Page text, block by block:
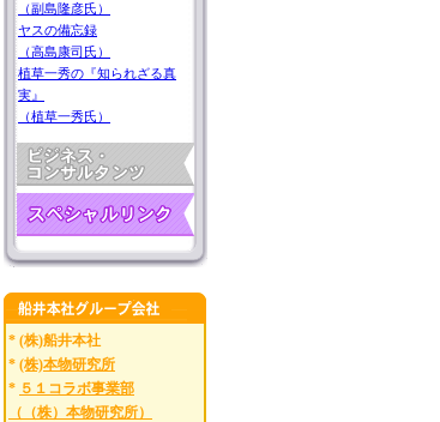
（副島隆彦氏）
ヤスの備忘録
（高島康司氏）
植草一秀の『知られざる真
実』
（植草一秀氏）
* (株)船井本社
* (株)本物研究所
* ５１コラボ事業部
（（株）本物研究所）